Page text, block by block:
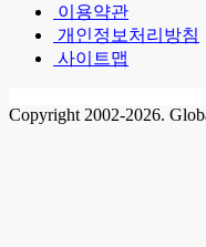
이용약관
개인정보처리방침
사이트맵
Copyright 2002-2026.